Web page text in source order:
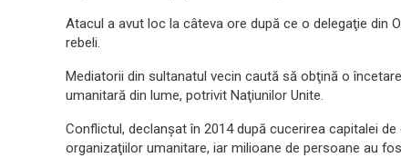
Atacul a avut loc la câteva ore după ce o delegaţie din
rebeli.
Mediatorii din sultanatul vecin caută să obţină o
umanitară din lume, potrivit Naţiunilor Unite.
Conflictul, declanşat în 2014 după cucerirea capitalei
organizaţiilor umanitare, iar milioane de persoane au